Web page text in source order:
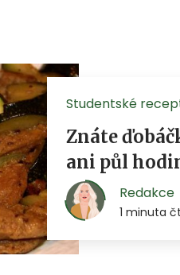
Studentské
Znáte
ani půl
Redakce
1 minuta